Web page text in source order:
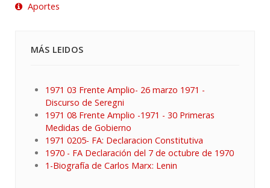
Aportes
MÁS LEIDOS
1971 03 Frente Amplio- 26 marzo 1971 -
Discurso de Seregni
1971 08 Frente Amplio -1971 - 30 Primeras
Medidas de Gobierno
1971 0205- FA: Declaracion Constitutiva
1970 - FA Declaración del 7 de octubre de 1970
1-Biografía de Carlos Marx: Lenin